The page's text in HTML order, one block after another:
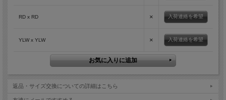
RD x RD × 入荷連絡を希望
YLW x YLW × 入荷連絡を希望
返品・サイズ交換についての詳細はこちら